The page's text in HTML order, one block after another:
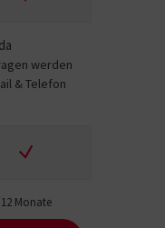
werden
& Telefon
12 Monate